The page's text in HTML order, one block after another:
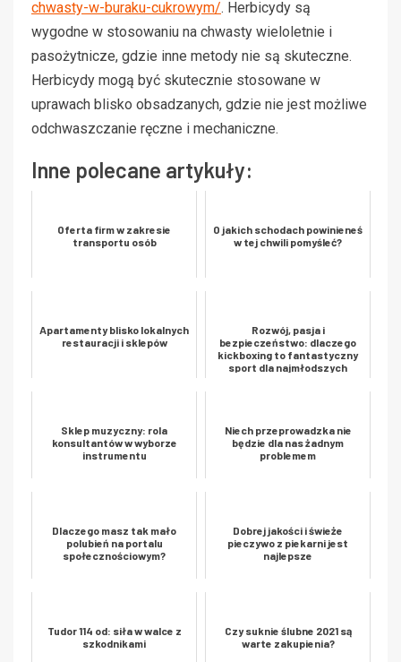
chwasty-w-buraku-cukrowym/. Herbicydy są
wygodne w stosowaniu na chwasty wieloletnie i
pasożytnicze, gdzie inne metody nie są skuteczne.
Herbicydy mogą być skutecznie stosowane w
uprawach blisko obsadzanych, gdzie nie jest możliwe
odchwaszczanie ręczne i mechaniczne.
Inne polecane artykuły:
Oferta firm w zakresie
transportu osób
O jakich schodach powinieneś
w tej chwili pomyśleć?
Apartamenty blisko lokalnych
restauracji i sklepów
Rozwój, pasja i
bezpieczeństwo: dlaczego
kickboxing to fantastyczny
sport dla najmłodszych
Sklep muzyczny: rola
konsultantów w wyborze
instrumentu
Niech przeprowadzka nie
będzie dla nas żadnym
problemem
Dlaczego masz tak mało
polubień na portalu
społecznościowym?
Dobrej jakości i świeże
pieczywo z piekarni jest
najlepsze
Tudor 114 od: siła w walce z
szkodnikami
Czy suknie ślubne 2021 są
warte zakupienia?